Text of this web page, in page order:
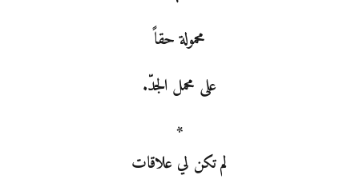
محمولة حقاً
على محمل الجدّ.
*
لم تكن لي علاقات